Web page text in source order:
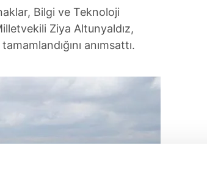
Bilgi ve Teknoloji
Ziya Altunyaldız,
anımsattı.